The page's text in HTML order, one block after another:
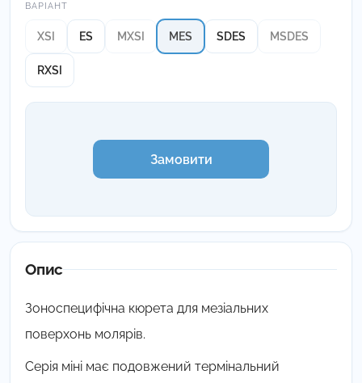
ВАРІАНТ
XSI ES MXSI MES SDES MSDES
RXSI
Замовити
Опис
Зоноспецифічна кюрета для мезіальних
поверхонь молярів.
Серія міні має подовжений термінальний